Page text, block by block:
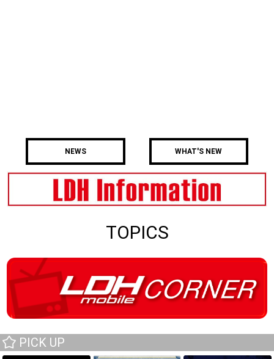
NEWS WHAT'S NEW
TOPICS
PICK UP